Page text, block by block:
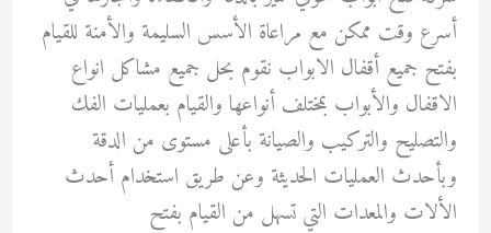
أسرع وقت ممكن مع مراعاة الأسس السليمة والأمنة للقيام
بفتح جميع أقفال الابواب نقوم بحل جميع مشاكل انواع
الاقفال والأبواب بمختلف أنواعها والقيام بعمليات الفك
والتصليح والتركيب والصيانة بأعلى مستوى من الدقة
وبأحدث العمليات الحديثة وعن طريق استخدام أحدث
الألات والمعدات التي تسهل من القيام بفتح